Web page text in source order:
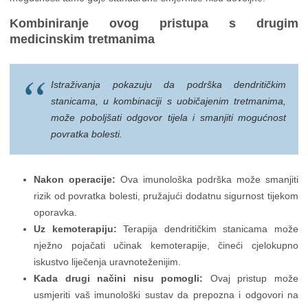
Kombiniranje ovog pristupa s drugim
medicinskim tretmanima
Istraživanja pokazuju da podrška dendritičkim
stanicama, u kombinaciji s uobičajenim tretmanima,
može poboljšati odgovor tijela i smanjiti mogućnost
povratka bolesti.
Nakon operacije: Ova imunološka podrška može smanjiti
rizik od povratka bolesti, pružajući dodatnu sigurnost tijekom
oporavka.
Uz kemoterapiju: Terapija dendritičkim stanicama može
nježno pojačati učinak kemoterapije, čineći cjelokupno
iskustvo liječenja uravnoteženijim.
Kada drugi načini nisu pomogli: Ovaj pristup može
usmjeriti vaš imunološki sustav da prepozna i odgovori na